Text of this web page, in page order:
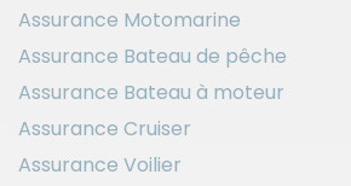
Assurance Motomarine
Assurance Bateau de pêche
Assurance Bateau à moteur
Assurance Cruiser
Assurance Voilier